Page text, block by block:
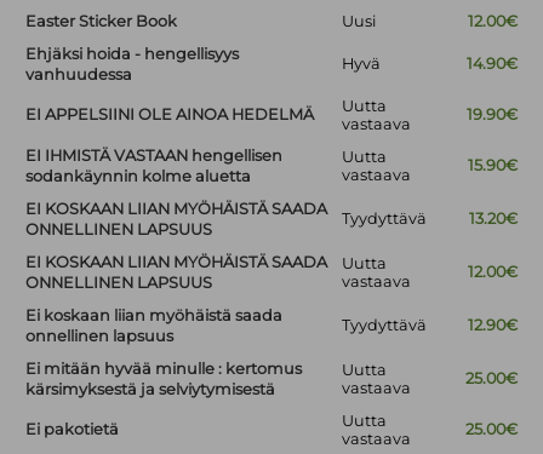
Easter Sticker Book
Uusi
12.00€
Ehjäksi hoida - hengellisyys
vanhuudessa
Hyvä 14.90€
EI APPELSIINI OLE AINOA HEDELMÄ
Uutta
vastaava
19.90€
EI IHMISTÄ VASTAAN hengellisen
sodankäynnin kolme aluetta
Uutta
vastaava
15.90€
EI KOSKAAN LIIAN MYÖHÄISTÄ SAADA
ONNELLINEN LAPSUUS
Tyydyttävä 13.20€
EI KOSKAAN LIIAN MYÖHÄISTÄ SAADA
ONNELLINEN LAPSUUS
Uutta
vastaava
12.00€
Ei koskaan liian myöhäistä saada
onnellinen lapsuus
Tyydyttävä 12.90€
Ei mitään hyvää minulle : kertomus
kärsimyksestä ja selviytymisestä
Uutta
vastaava
25.00€
Ei pakotietä
Uutta
vastaava
25.00€